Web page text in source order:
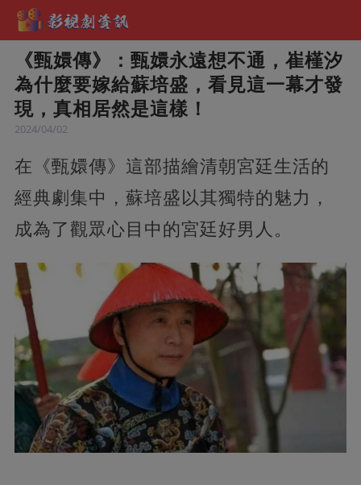
《甄嬛傳》：甄嬛永遠想不通，崔槿汐
為什麼要嫁給蘇培盛，看見這一幕才發
現，真相居然是這樣！
2024/04/02
在《甄嬛傳》這部描繪清朝宮廷生活的
經典劇集中，蘇培盛以其獨特的魅力，
成為了觀眾心目中的宮廷好男人。